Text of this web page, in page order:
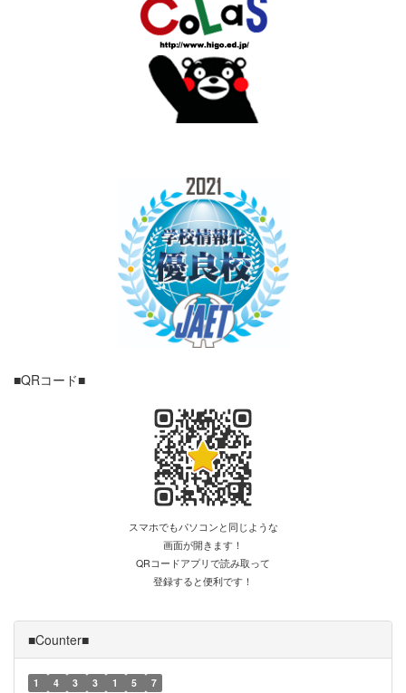
■QRコード■
スマホでもパソコンと同じような
画面が開きます！
QRコードアプリで読み取って
登録すると便利です！
■Counter■
1 4 3 3 1 5 7